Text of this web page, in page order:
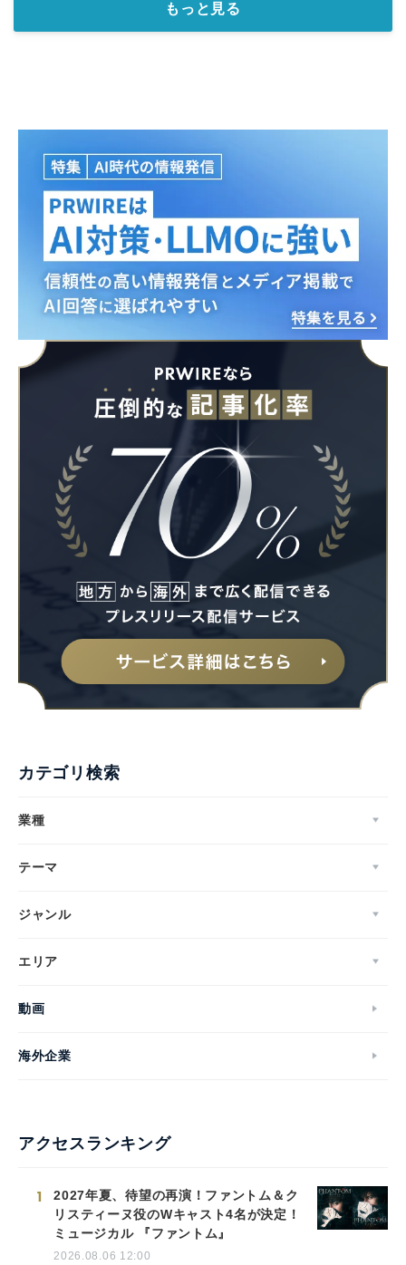
もっと見る
カテゴリ検索
業種
テーマ
ジャンル
エリア
動画
海外企業
アクセスランキング
1
2027年夏、待望の再演！ファントム＆ク
リスティーヌ役のWキャスト4名が決定！
ミュージカル 『ファントム』
2026.08.06 12:00